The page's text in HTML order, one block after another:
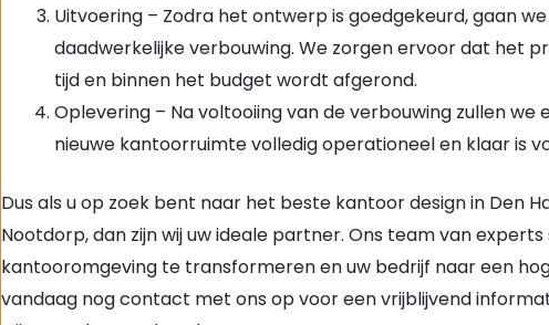
Uitvoering – Zodra het ontwerp is goedgekeurd, gaan
daadwerkelijke verbouwing. We zorgen ervoor dat het
tijd en binnen het budget wordt afgerond.
Oplevering – Na voltooiing van de verbouwing zullen we
nieuwe kantoorruimte volledig operationeel en klaar is
Dus als u op zoek bent naar het beste kantoor design in Den
Nootdorp, dan zijn wij uw ideale partner. Ons team van
kantooromgeving te transformeren en uw bedrijf naar een
vandaag nog contact met ons op voor een vrijblijvend